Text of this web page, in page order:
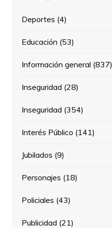
Deportes (4)
Educación (53)
Información general (837)
Inseguridad (28)
Inseguridad (354)
Interés Público (141)
Jubilados (9)
Personajes (18)
Policiales (43)
Publicidad (21)